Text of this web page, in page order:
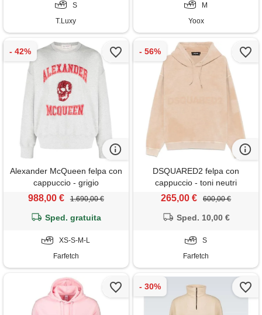
S
T.Luxy
M
Yoox
Alexander McQueen felpa con
cappuccio - grigio
988,00 € 1.690,00 €
Sped. gratuita
XS-S-M-L
Farfetch
DSQUARED2 felpa con
cappuccio - toni neutri
265,00 € 600,00 €
Sped. 10,00 €
S
Farfetch